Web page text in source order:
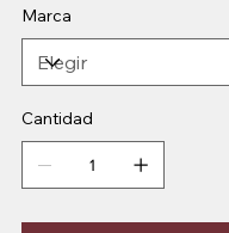
Marca
Cantidad